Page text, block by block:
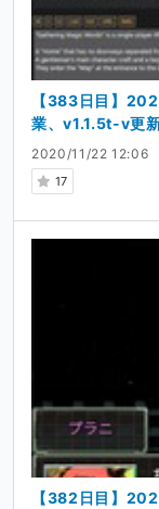
2020/11/22 12:06
17
【383日目】
業、v1.1.5t-v更
【382日目】